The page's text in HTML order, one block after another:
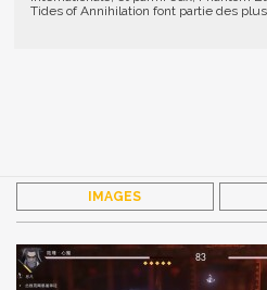
Tides of Annihilation font partie des
IMAGES